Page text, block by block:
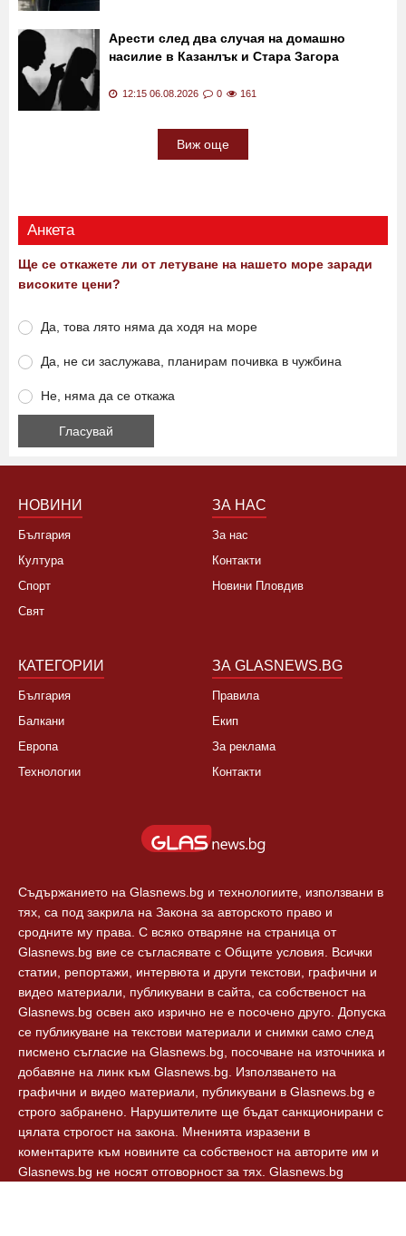
Арести след два случая на домашно
насилие в Казанлък и Стара Загора
12:15 06.08.2026 0 161
Виж още
Анкета
Ще се откажете ли от летуване на нашето море заради
високите цени?
Да, това лято няма да ходя на море
Да, не си заслужава, планирам почивка в чужбина
Не, няма да се откажа
НОВИНИ
България
Култура
Спорт
Свят
ЗА НАС
За нас
Контакти
Новини Пловдив
КАТЕГОРИИ
България
Балкани
Европа
Технологии
ЗА GLASNEWS.BG
Правила
Екип
За реклама
Контакти
Съдържанието на Glasnews.bg и технологиите, използвани в
тях, са под закрила на Закона за авторското право и
сродните му права. С всяко отваряне на страница от
Glasnews.bg вие се съгласявате с Общите условия. Всички
статии, репортажи, интервюта и други текстови, графични и
видео материали, публикувани в сайта, са собственост на
Glasnews.bg освен ако изрично не е посочено друго. Допуска
се публикуване на текстови материали и снимки само след
писмено съгласие на Glasnews.bg, посочване на източника и
добавяне на линк към Glasnews.bg. Използването на
графични и видео материали, публикувани в Glasnews.bg е
строго забранено. Нарушителите ще бъдат санкционирани с
цялата строгост на закона. Мненията изразени в
коментарите към новините са собственост на авторите им и
Glasnews.bg не носят отговорност за тях. Glasnews.bg